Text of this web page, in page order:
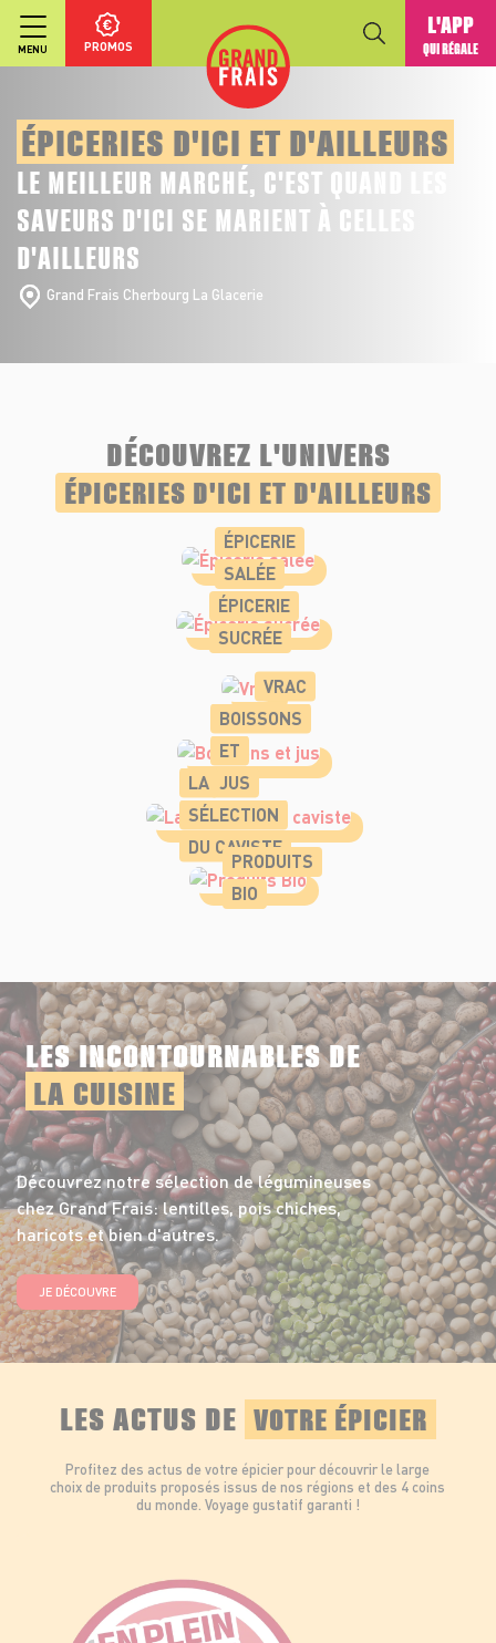
MENU PROMOS
L'APP
QUI RÉGALE
ÉPICERIES D'ICI ET D'AILLEURS
LE MEILLEUR MARCHÉ, C'EST QUAND LES
SAVEURS D'ICI SE MARIENT À CELLES
D'AILLEURS
Grand Frais Cherbourg La Glacerie
DÉCOUVREZ L'UNIVERS
ÉPICERIES D'ICI ET D'AILLEURS
ÉPICERIE
SALÉE
ÉPICERIE
SUCRÉE
VRAC
BOISSONS
ET
JUS
LA
SÉLECTION
DU CAVISTE
PRODUITS
BIO
LES INCONTOURNABLES DE
LA CUISINE
Découvrez notre sélection de légumineuses
chez Grand Frais: lentilles, pois chiches,
haricots et bien d'autres.
JE DÉCOUVRE
LES ACTUS DE VOTRE ÉPICIER
Profitez des actus de votre épicier pour découvrir le large
choix de produits proposés issus de nos régions et des 4 coins
du monde. Voyage gustatif garanti !